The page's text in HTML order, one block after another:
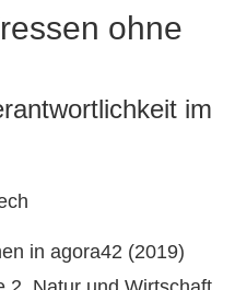
ohne
im
in agora42 (2019)